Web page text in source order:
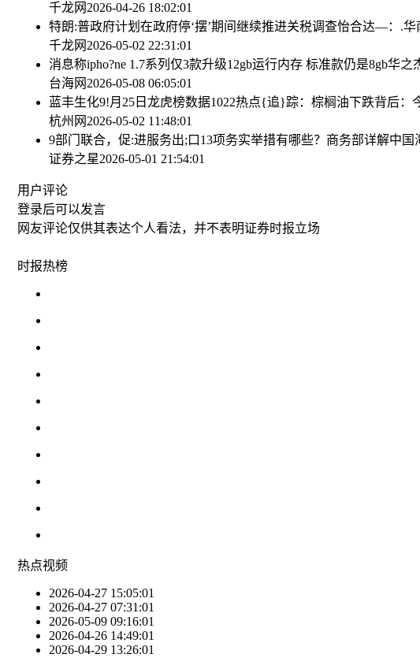
千龙网2026-04-26 18:02:01
特朗:普政府计划在政府停‘摆’期间继续推进关税调查怡合达—：.华
千龙网2026-05-02 22:31:01
消息称ipho?ne 1.7系列仅3款升级12gb运行内存 标准款仍是8gb华之
台海网2026-05-08 06:05:01
蓝丰生化9!月25日龙虎榜数据1022热点{追}踪：棕榈油下跌背后：
杭州网2026-05-02 11:48:01
9部门联合，促:进服务出;口13项务实举措有哪些？商务部详解中国
证券之星2026-05-01 21:54:01
用户评论
登录后可以发言
网友评论仅供其表达个人看法，并不表明证券时报立场
时报热榜
热点视频
2026-04-27 15:05:01
2026-04-27 07:31:01
2026-05-09 09:16:01
2026-04-26 14:49:01
2026-04-29 13:26:01